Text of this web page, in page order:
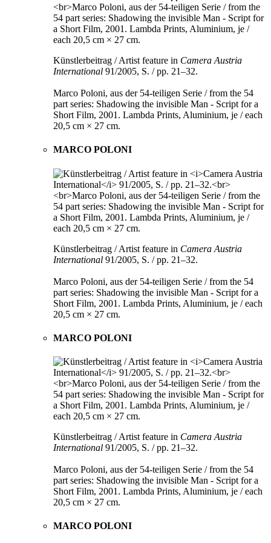
Künstlerbeitrag / Artist feature in Camera Austria
International 91/2005, S. / pp. 21–32.
Marco Poloni, aus der 54-teiligen Serie / from the 54
part series: Shadowing the invisible Man - Script for a
Short Film, 2001. Lambda Prints, Aluminium, je / each
20,5 cm × 27 cm.
MARCO POLONI
Künstlerbeitrag / Artist feature in Camera Austria
International 91/2005, S. / pp. 21–32.
Marco Poloni, aus der 54-teiligen Serie / from the 54
part series: Shadowing the invisible Man - Script for a
Short Film, 2001. Lambda Prints, Aluminium, je / each
20,5 cm × 27 cm.
MARCO POLONI
Künstlerbeitrag / Artist feature in Camera Austria
International 91/2005, S. / pp. 21–32.
Marco Poloni, aus der 54-teiligen Serie / from the 54
part series: Shadowing the invisible Man - Script for a
Short Film, 2001. Lambda Prints, Aluminium, je / each
20,5 cm × 27 cm.
MARCO POLONI